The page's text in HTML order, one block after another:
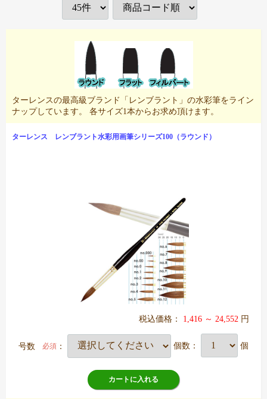
ターレンスの最高級ブランド「レンブラント」の水彩筆をライン
ナップしています。 各サイズ1本からお求め頂けます。
ターレンス レンブラント水彩用画筆シリーズ100（ラウンド）
税込価格： 1,416 ～ 24,552 円
号数 必須 ： 個数： 個
カートに入れる